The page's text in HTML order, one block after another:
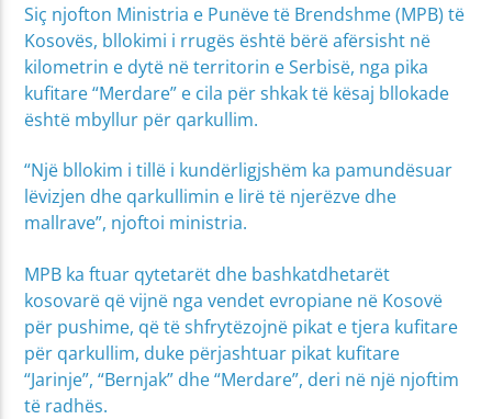
Siç njofton Ministria e Punëve të Brendshme (MPB) të
Kosovës, bllokimi i rrugës është bërë afërsisht në
kilometrin e dytë në territorin e Serbisë, nga pika
kufitare “Merdare” e cila për shkak të kësaj bllokade
është mbyllur për qarkullim.
“Një bllokim i tillë i kundërligjshëm ka pamundësuar
lëvizjen dhe qarkullimin e lirë të njerëzve dhe
mallrave”, njoftoi ministria.
MPB ka ftuar qytetarët dhe bashkatdhetarët
kosovarë që vijnë nga vendet evropiane në Kosovë
për pushime, që të shfrytëzojnë pikat e tjera kufitare
për qarkullim, duke përjashtuar pikat kufitare
“Jarinje”, “Bernjak” dhe “Merdare”, deri në një njoftim
të radhës.